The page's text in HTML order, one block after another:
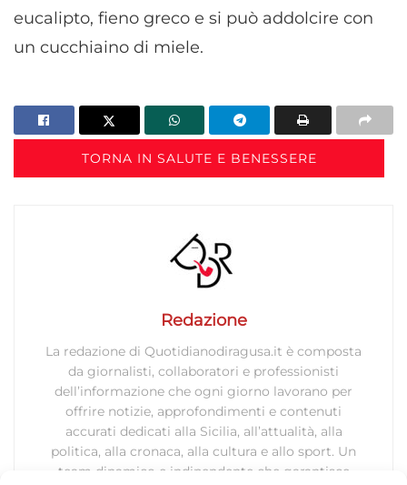
eucalipto, fieno greco e si può addolcire con
un cucchiaino di miele.
TORNA IN SALUTE E BENESSERE
Redazione
La redazione di Quotidianodiragusa.it è composta
da giornalisti, collaboratori e professionisti
dell’informazione che ogni giorno lavorano per
offrire notizie, approfondimenti e contenuti
accurati dedicati alla Sicilia, all’attualità, alla
politica, alla cronaca, alla cultura e allo sport. Un
team dinamico e indipendente che garantisce